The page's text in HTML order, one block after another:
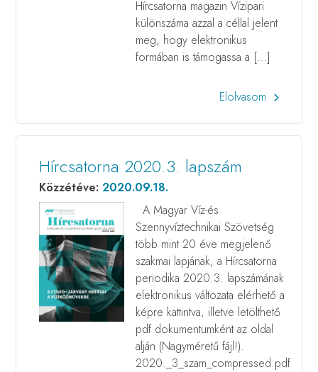
Hírcsatorna magazin Vízipari
különszáma azzal a céllal jelent
meg, hogy elektronikus
formában is támogassa a […]
Elolvasom
Hírcsatorna 2020.3. lapszám
Közzétéve:2020.09.18.
A Magyar Víz-és
Szennyvíztechnikai Szövetség
több mint 20 éve megjelenő
szakmai lapjának, a Hírcsatorna
periodika 2020.3. lapszámának
elektronikus változata elérhető a
képre kattintva, illetve letölthető
pdf dokumentumként az oldal
alján (Nagyméretű fájl!).
2020._3_szam_compressed.pdf